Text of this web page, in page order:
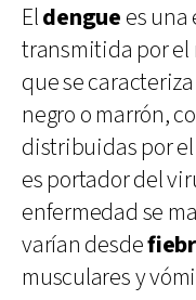
Eldengue es
transmitida por el
que se
negro o marrón,
distribuidas por
es portador del
enfermedad se
varían desde
musculares y